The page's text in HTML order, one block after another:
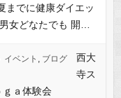
までに健康ダイエッ
女どなたでも 開…
イベント , ブログ
西大
寺ス
ｇａ体験会